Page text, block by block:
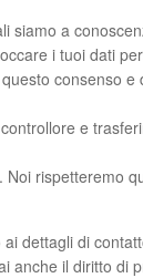
siamo a
i tuoi dati
consenso e
e
rispetteremo
dettagli di
anche il diritto di